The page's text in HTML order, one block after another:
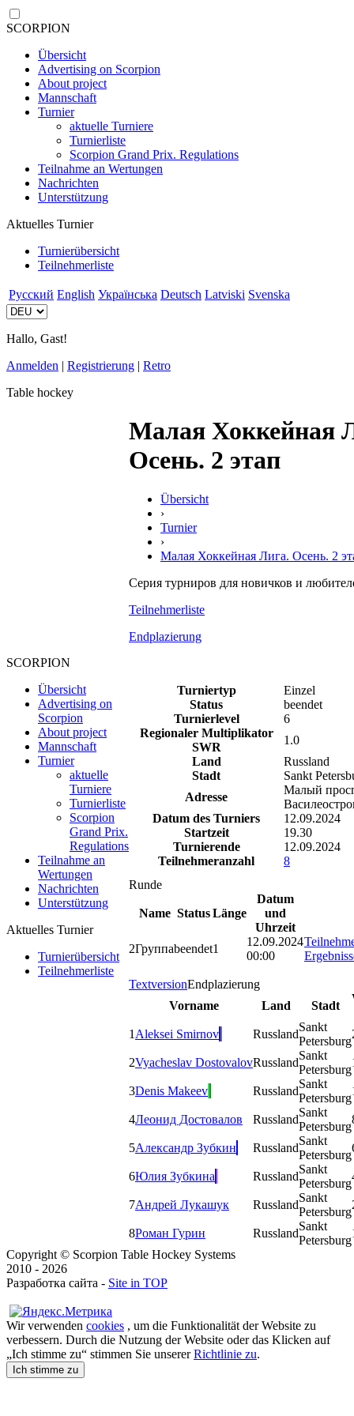
SCORPION
Übersicht
Advertising on Scorpion
About project
Mannschaft
Turnier
aktuelle Turniere
Turnierliste
Scorpion Grand Prix. Regulations
Teilnahme an Wertungen
Nachrichten
Unterstützung
Aktuelles Turnier
Turnierübersicht
Teilnehmerliste
Русский English Українська Deutsch Latviski Svenska
Hallo, Gast!
Anmelden | Registrierung | Retro
Table hockey
SCORPION
Übersicht
Advertising on
Scorpion
About project
Mannschaft
Turnier
aktuelle
Turniere
Turnierliste
Scorpion
Grand Prix.
Regulations
Teilnahme an
Wertungen
Nachrichten
Unterstützung
Aktuelles Turnier
Turnierübersicht
Teilnehmerliste
Малая Хоккейная
Осень. 2 этап
Übersicht
›
Turnier
›
Малая Хоккейная Лига. Осень. 2
Серия турниров для новичков и
Teilnehmerliste
Endplazierung
Turniertyp
Einzel
Status
beendet
Turnierlevel
6
Regionaler Multiplikator
SWR
1.0
Land
Russland
Stadt
Sankt
Adresse
Малый
Datum des Turniers
12.09.2024
Startzeit
19.30
Turnierende
12.09.2024
Teilnehmeranzahl
8
Runde
Name Status Länge
Datum
und
Uhrzeit
2Группаbeendet1
12.09.2024
00:00
TextversionEndplazierung
Vorname
Land Stadt
1 Aleksei Smirnov Russland
Sankt
Petersburg
2Vyacheslav DostovalovRussland
Sankt
Petersburg
3Denis Makeev Russland
Sankt
Petersburg
4Леонид Достовалов Russland
Sankt
Petersburg
5Александр Зубкин Russland
Sankt
Petersburg
6Юлия Зубкина Russland
Sankt
Petersburg
7Андрей Лукашук Russland
Sankt
Petersburg
8Роман Гурин Russland
Sankt
Petersburg
Copyright © Scorpion Table Hockey Systems
2010 - 2026
Разработка сайта - Site in TOP
Wir verwenden cookies , um die Funktionalität der Website zu
verbessern. Durch die Nutzung der Website oder das Klicken auf
„Ich stimme zu“ stimmen Sie unsererRichtlinie zu.
Ich stimme zu